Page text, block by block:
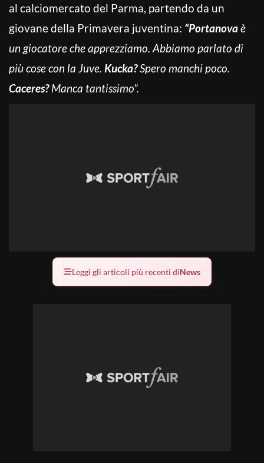
al calciomercato del Parma, partendo da un
giovane della Primavera juventina: “Portanovaè
un giocatore che apprezziamo. Abbiamo parlato di
più cose con la Juve. Kucka?Spero manchi poco.
Caceres?Manca tantissimo”.
Leggi gli articoli più recenti diNews